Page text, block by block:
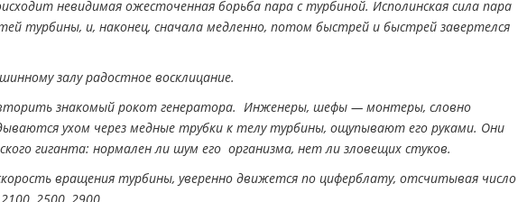
невидимая ожесточенная борьба пара с турбиной. Исполинская сила пара
турбины, и, наконец, сначала медленно, потом быстрей и быстрей завертелся
залу радостное восклицание.
знакомый рокот генератора. Инженеры, шефы — монтеры, словно
ухом через медные трубки к телу турбины, ощупывают его руками. Они
гиганта: нормален ли шум его организма, нет ли зловещих стуков.
вращения турбины, уверенно движется по циферблату, отсчитывая число